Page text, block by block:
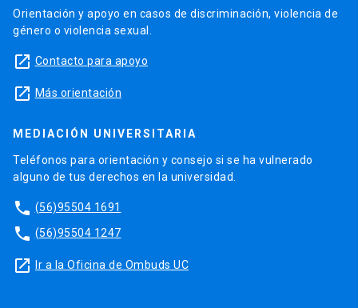
Orientación y apoyo en casos de discriminación, violencia de
género o violencia sexual.
launch Contacto para apoyo
launch Más orientación
MEDIACIÓN UNIVERSITARIA
Teléfonos para orientación y consejo si se ha vulnerado
alguno de tus derechos en la universidad.
phone (56)95504 1691
phone (56)95504 1247
launch Ir a la Oficina de Ombuds UC